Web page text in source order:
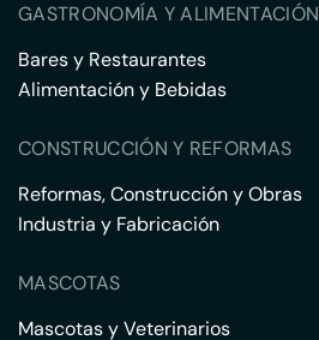
GASTRONOMÍA Y ALIMENTACIÓN
Bares y Restaurantes
Alimentación y Bebidas
CONSTRUCCIÓN Y REFORMAS
Reformas, Construcción y Obras
Industria y Fabricación
MASCOTAS
Mascotas y Veterinarios